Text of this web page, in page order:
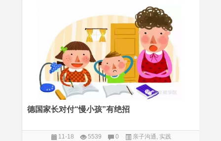
德国家长对付“慢小孩”有绝招
11-18 5539 0 亲子沟通, 实践